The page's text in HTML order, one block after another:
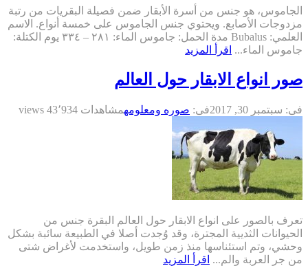
الجاموس، هو جنس من أسرة الأبقار ضمن فصيلة البقريات من رتبة
مزدوجات الأصابع. ويحتوي جنس الجاموس على خمسة أنواع. الاسم
العلمي: Bubalus مدة الحمل: جاموس الماء: ٢٨١ – ٣٣٤ يوم الكتلة:
جاموس الماء... اقرأ المزيد
صور انواع الابقار حول العالم
فى: سبتمبر 30, 2017 فى: صوره ومعلومهمشاهدات 43٬934 views
تعرف بالصور على انواع الابقار حول العالم البقرة جنس من
الحيوانات الثديية المجترة، وقد وُجدت أصلا في الطبيعة سائبة بشكل
وحشي، وتم استئناسها منذ زمن طويل، واستخدمت لأغراض شتى
من جر العربة والم... اقرأ المزيد